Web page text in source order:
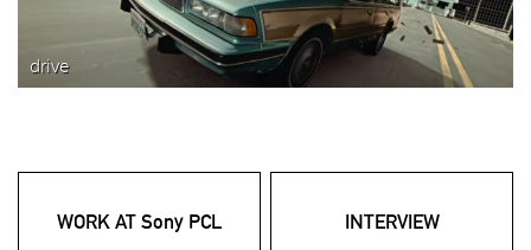
drive
WORK AT Sony PCL INTERVIEW